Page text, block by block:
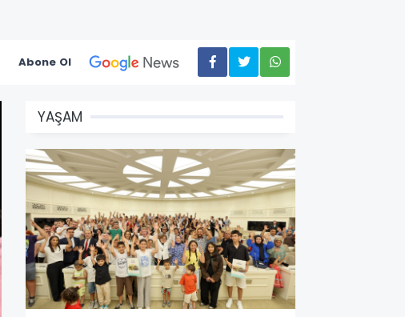
Abone Ol
YAŞAM